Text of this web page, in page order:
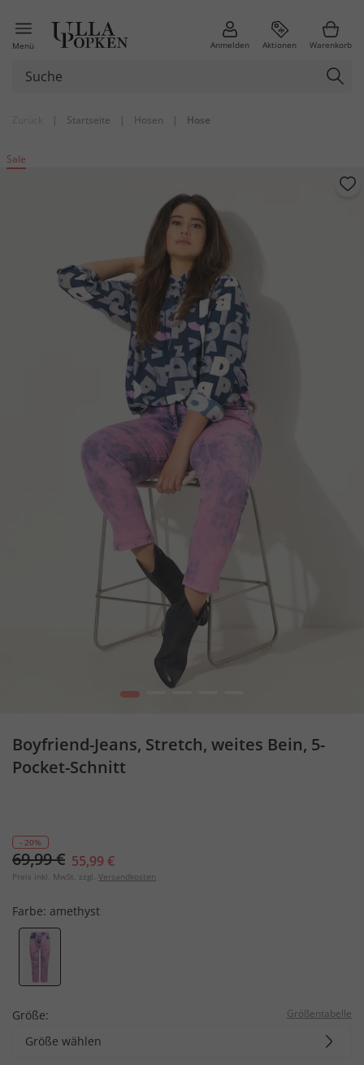
Menü Anmelden Aktionen Warenkorb
| Startseite | Hosen | Hose
Sale
1
Boyfriend-Jeans, Stretch, weites Bein, 5-
Pocket-Schnitt
- 20%
69,99 € 55,99 €
Preis inkl. MwSt. zzgl. Versandkosten
Farbe: amethyst
Größe: Größentabelle
Größe wählen